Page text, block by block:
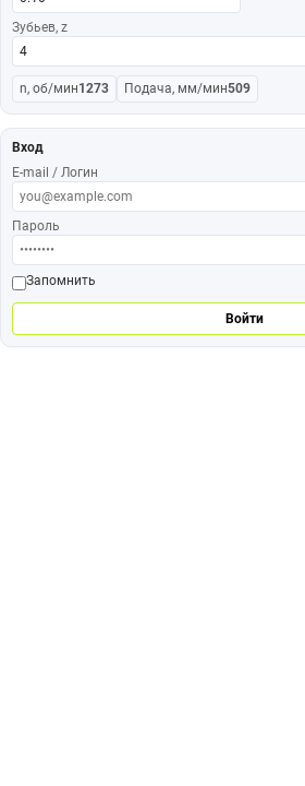
Зубьев, z
n, об/мин1273 Подача, мм/мин509
Вход
E-mail / Логин
Пароль
Запомнить
Войти